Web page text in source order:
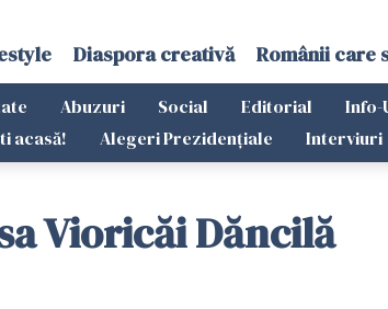
Diaspora creativă Românii care
Abuzuri Social Editorial Info-
acasă! Alegeri Prezidențiale Interviuri
Vioricăi Dăncilă